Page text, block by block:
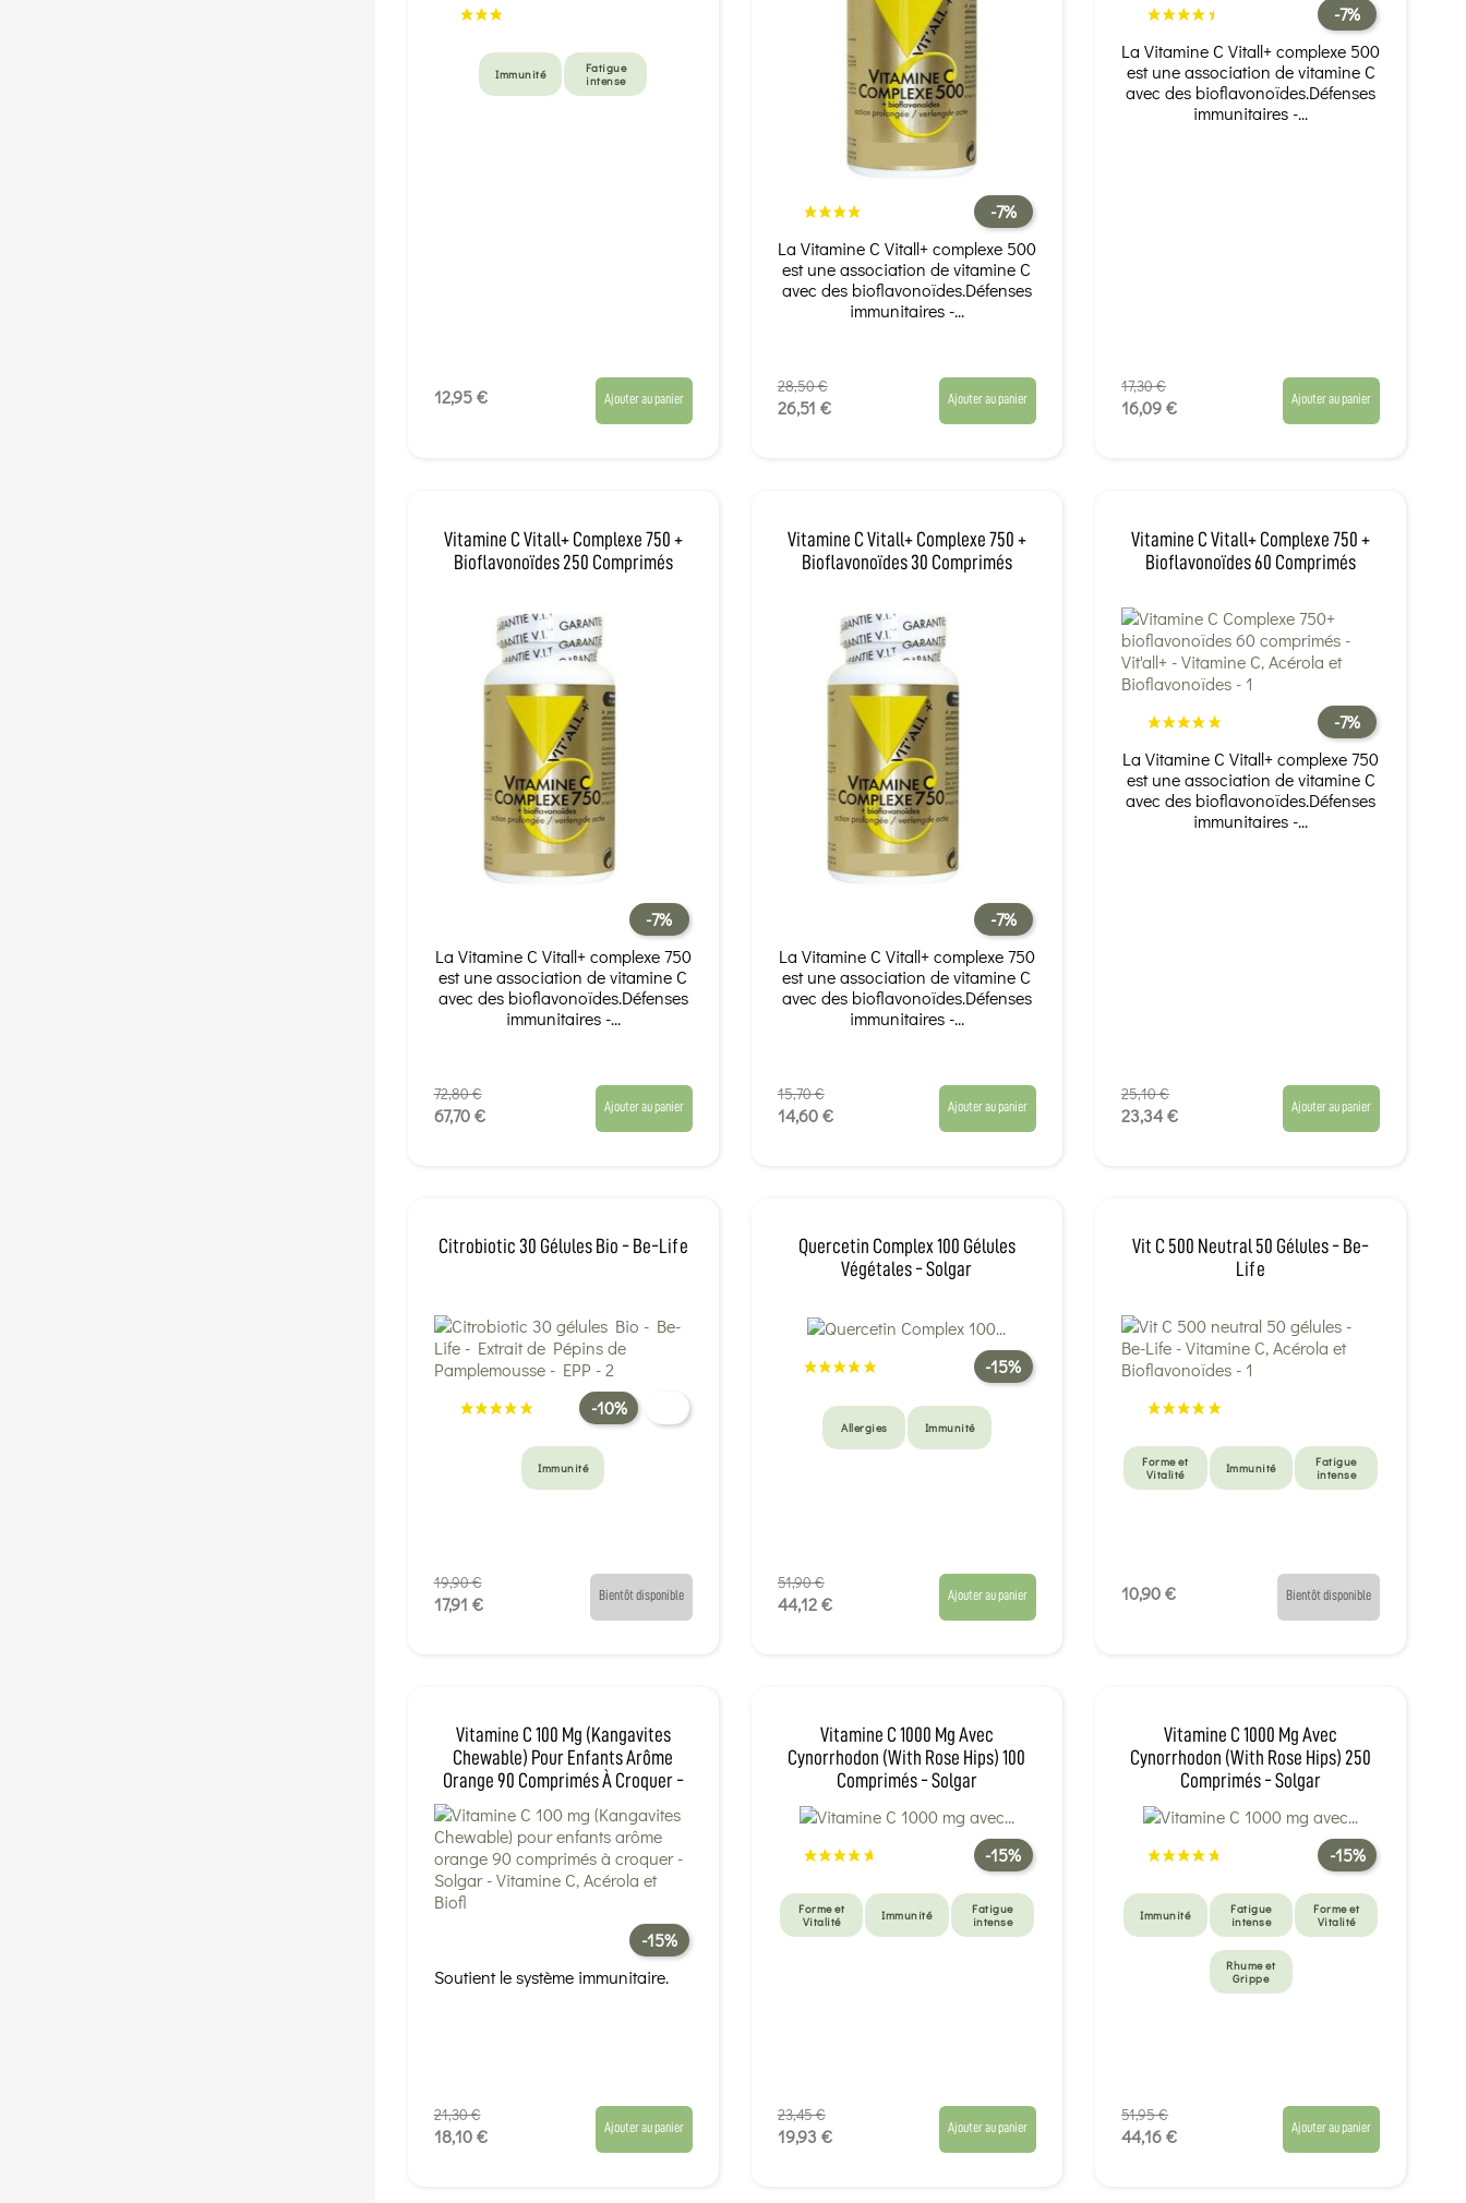
Immunité
Fatigue
intense
12,95 € Ajouter au panier
-7%
La Vitamine C Vitall+ complexe 500
est une association de vitamine C
avec des bioflavonoïdes.Défenses
immunitaires -...
28,50 €
26,51 € Ajouter au panier
-7%
La Vitamine C Vitall+ complexe 500
est une association de vitamine C
avec des bioflavonoïdes.Défenses
immunitaires -...
17,30 €
16,09 € Ajouter au panier
Vitamine C Vitall+ Complexe 750 +
Bioflavonoïdes 250 Comprimés
-7%
La Vitamine C Vitall+ complexe 750
est une association de vitamine C
avec des bioflavonoïdes.Défenses
immunitaires -...
72,80 €
67,70 € Ajouter au panier
Vitamine C Vitall+ Complexe 750 +
Bioflavonoïdes 30 Comprimés
-7%
La Vitamine C Vitall+ complexe 750
est une association de vitamine C
avec des bioflavonoïdes.Défenses
immunitaires -...
15,70 €
14,60 € Ajouter au panier
Vitamine C Vitall+ Complexe 750 +
Bioflavonoïdes 60 Comprimés
-7%
La Vitamine C Vitall+ complexe 750
est une association de vitamine C
avec des bioflavonoïdes.Défenses
immunitaires -...
25,10 €
23,34 € Ajouter au panier
Citrobiotic 30 Gélules Bio - Be-Life
-10%
Immunité
19,90 €
17,91 € Bientôt disponible
Quercetin Complex 100 Gélules
Végétales - Solgar
-15%
Allergies Immunité
51,90 €
44,12 € Ajouter au panier
Vit C 500 Neutral 50 Gélules - Be-
Life
Forme et
Vitalité
Immunité
Fatigue
intense
10,90 € Bientôt disponible
Vitamine C 100 Mg (Kangavites
Chewable) Pour Enfants Arôme
Orange 90 Comprimés À Croquer -
-15%
Soutient le système immunitaire.
21,30 €
18,10 € Ajouter au panier
Vitamine C 1000 Mg Avec
Cynorrhodon (with Rose Hips) 100
Comprimés - Solgar
-15%
Forme et
Vitalité
Immunité
Fatigue
intense
23,45 €
19,93 € Ajouter au panier
Vitamine C 1000 Mg Avec
Cynorrhodon (with Rose Hips) 250
Comprimés - Solgar
-15%
Immunité
Fatigue
intense
Forme et
Vitalité
Rhume et
Grippe
51,95 €
44,16 € Ajouter au panier